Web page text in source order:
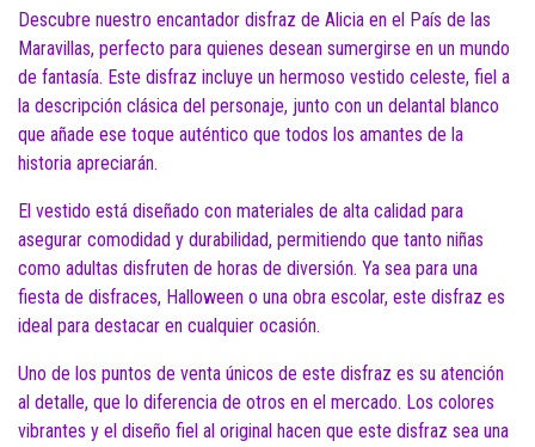
Descubre nuestro encantador disfraz de Alicia en el País de las
Maravillas, perfecto para quienes desean sumergirse en un mundo
de fantasía. Este disfraz incluye un hermoso vestido celeste, fiel a
la descripción clásica del personaje, junto con un delantal blanco
que añade ese toque auténtico que todos los amantes de la
historia apreciarán.
El vestido está diseñado con materiales de alta calidad para
asegurar comodidad y durabilidad, permitiendo que tanto niñas
como adultas disfruten de horas de diversión. Ya sea para una
fiesta de disfraces, Halloween o una obra escolar, este disfraz es
ideal para destacar en cualquier ocasión.
Uno de los puntos de venta únicos de este disfraz es su atención
al detalle, que lo diferencia de otros en el mercado. Los colores
vibrantes y el diseño fiel al original hacen que este disfraz sea una